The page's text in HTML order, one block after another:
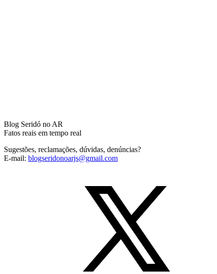
Blog Seridó no AR
Fatos reais em tempo real
Sugestões, reclamações, dúvidas, denúncias?
E-mail: blogseridonoarjs@gmail.com